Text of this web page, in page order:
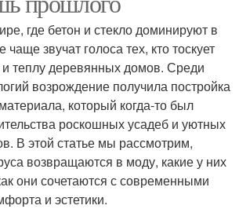
где бетон и стекло доминируют в
чаще звучат голоса тех, кто тоскует
и теплу деревянных домов. Среди
возрождение получила постройка
который когда-то был
роскошных усадеб и уютных
В этой статье мы рассмотрим,
возвращаются в моду, какие у них
они сочетаются с современными
и эстетики.